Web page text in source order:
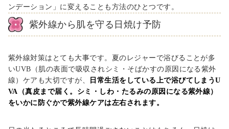
ンデーション」に変えることも方法のひとつです。
紫外線から肌を守る日焼け予防
紫外線対策はとても大事です。夏のレジャーで浴びることが多
いUVB（肌の表面で吸収されシミ・そばかすの原因になる紫外
線）ケアも大切ですが、
日常生活をしている上で浴びてしまうU
VA（真皮まで届く。シミ・しわ・たるみの原因になる紫外線）
をいかに防ぐかで紫外線ケアは左右されます。